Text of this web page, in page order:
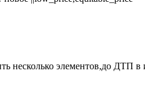
несколько элементов,до ДТП